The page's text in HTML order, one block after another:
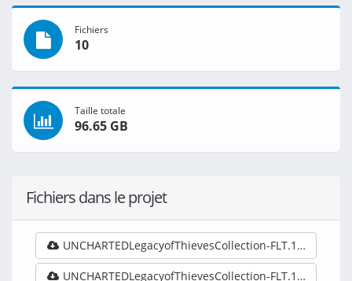
Fichiers
10
Taille totale
96.65 GB
Fichiers dans le projet
UNCHARTEDLegacyofThievesCollection-FLT.10GB-GameDrive.Org.part01.rar
UNCHARTEDLegacyofThievesCollection-FLT.10GB-GameDrive.Org.part02.rar